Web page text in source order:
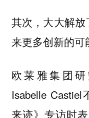
其次，大大解
来更多创新的可
欧莱雅集团
Isabelle
来迹》专访时